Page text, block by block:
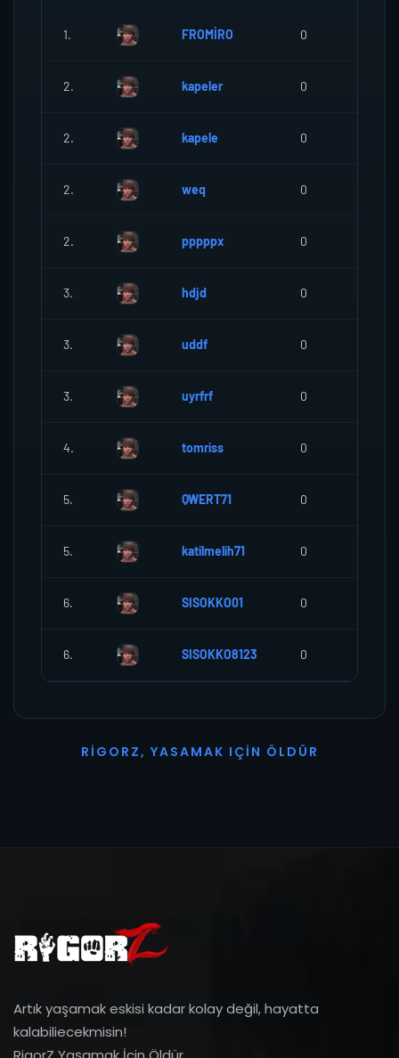
1. FROMİRO 0
2. kapeler 0
2. kapele 0
2. weq 0
2. pppppx 0
3. hdjd 0
3. uddf 0
3. uyrfrf 0
4. tomriss 0
5. QWERT71 0
5. katilmelih71 0
6. SISOKKO01 0
6. SISOKKO8123 0
R I G O R Z, YASAMAK I ÇI N Ö L D Ü R
Artık yaşamak eskisi kadar kolay değil, hayatta
kalabiliecekmisin!